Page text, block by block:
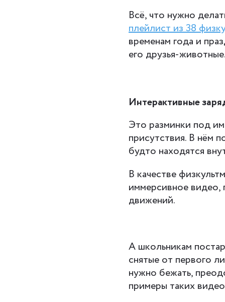
Всё, что нужно
плейлист из 38
временам года и
его друзья-
Интерактивные
Это разминки под
присутствия. В нём
будто находятся
В качестве
иммерсивное видео,
движений.
А школьникам
снятые от первого
нужно бежать,
примеры таких